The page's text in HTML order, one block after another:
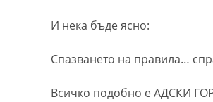
И нека бъде ясно:
Спазването на правила…
Всичко подобно е АДСКИ